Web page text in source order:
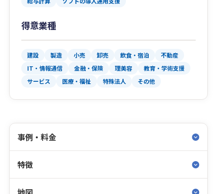
得意業種
建設 製造 小売 卸売 飲食・宿泊
不動産
IT・情報通信
金融・保険 理美容
教育・学術支援
サービス
医療・福祉 特殊法人 その他
事例・料金
特徴